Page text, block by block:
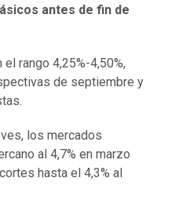
antes de fin de
rango 4,25%-4,50%,
de septiembre y
los mercados
al 4,7% en marzo
hasta el 4,3% al